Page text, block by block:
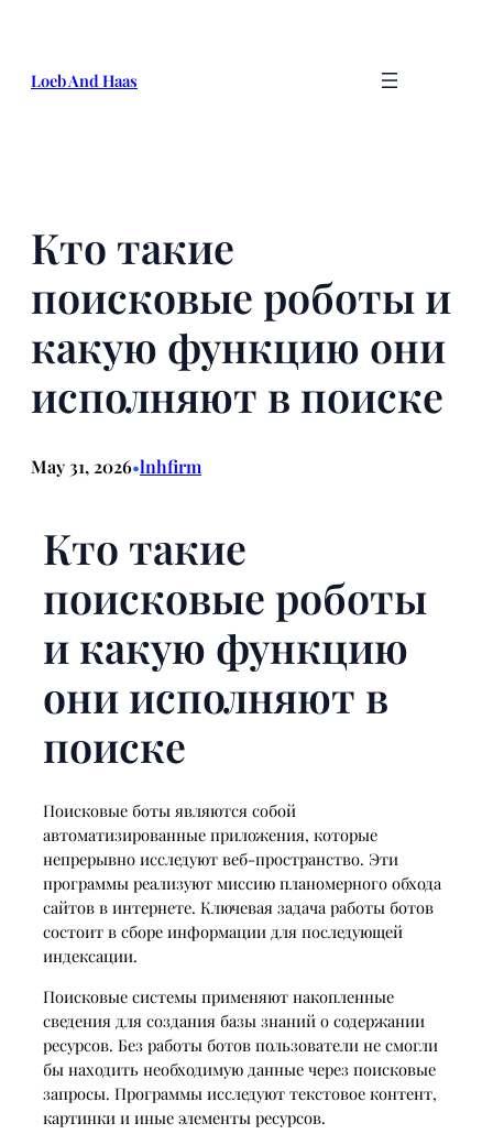
content
Loeb And Haas
Кто такие
поисковые роботы и
какую функцию они
исполняют в поиске
May 31, 2026•lnhfirm
Кто такие
поисковые роботы
и какую функцию
они исполняют в
поиске
Поисковые боты являются собой
автоматизированные приложения, которые
непрерывно исследуют веб-пространство. Эти
программы реализуют миссию планомерного обхода
сайтов в интернете. Ключевая задача работы ботов
состоит в сборе информации для последующей
индексации.
Поисковые системы применяют накопленные
сведения для создания базы знаний о содержании
ресурсов. Без работы ботов пользователи не смогли
бы находить необходимую данные через поисковые
запросы. Программы исследуют текстовое контент,
картинки и иные элементы ресурсов.